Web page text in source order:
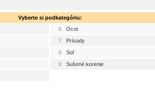
Vyberte si podkategóriu:
6.
Ocot
7.
Prísady
8.
Soľ
9.
Sušené korenie